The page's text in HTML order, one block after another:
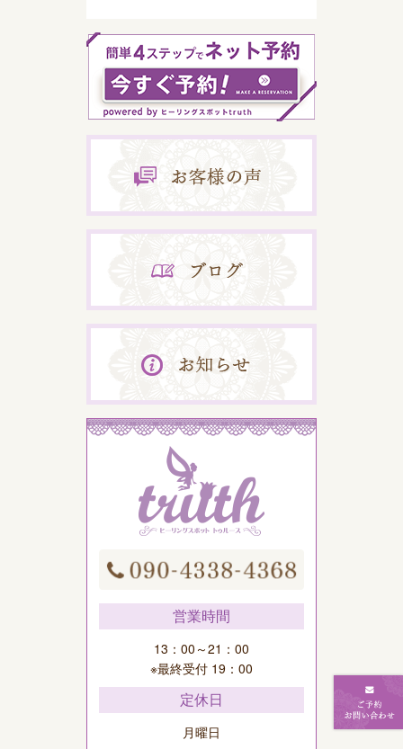
営業時間
13：00～21：00
※最終受付 19：00
定休日
月曜日